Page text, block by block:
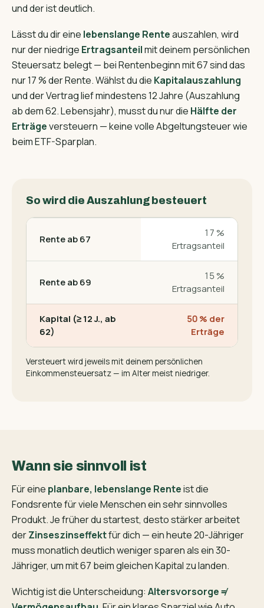
und der ist deutlich.
Lässt du dir eine lebenslange Renteauszahlen, wird
nur der niedrige Ertragsanteilmit deinem persönlichen
Steuersatz belegt — bei Rentenbeginn mit 67 sind das
nur 17 % der Rente. Wählst du die Kapitalauszahlung
und der Vertrag lief mindestens 12 Jahre (Auszahlung
ab dem 62. Lebensjahr), musst du nur die Hälfte der
Erträgeversteuern — keine volle Abgeltungsteuer wie
beim ETF-Sparplan.
So wird die Auszahlung besteuert
Rente ab 67
17 %
Ertragsanteil
Rente ab 69
15 %
Ertragsanteil
Kapital (≥ 12 J., ab
62)
50 % der
Erträge
Versteuert wird jeweils mit deinem persönlichen
Einkommensteuersatz — im Alter meist niedriger.
Wann sie sinnvoll ist
Für eine planbare, lebenslange Renteist die
Fondsrente für viele Menschen ein sehr sinnvolles
Produkt. Je früher du startest, desto stärker arbeitet
derZinseszinseffektfür dich — ein heute 20-Jähriger
muss monatlich deutlich weniger sparen als ein 30-
Jähriger, um mit 67 beim gleichen Kapital zu landen.
Wichtig ist die Unterscheidung: Altersvorsorge ≠